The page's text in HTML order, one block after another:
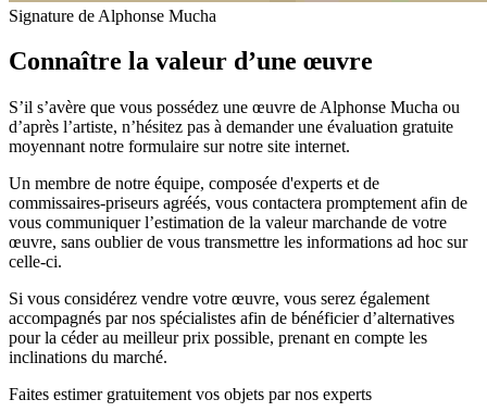
Signature de Alphonse Mucha
Connaître la valeur d’une œuvre
S’il s’avère que vous possédez une œuvre de Alphonse Mucha ou
d’après l’artiste, n’hésitez pas à demander une évaluation gratuite
moyennant notre formulaire sur notre site internet.
Un membre de notre équipe, composée d'experts et de
commissaires-priseurs agréés, vous contactera promptement afin de
vous communiquer l’estimation de la valeur marchande de votre
œuvre, sans oublier de vous transmettre les informations ad hoc sur
celle-ci.
Si vous considérez vendre votre œuvre, vous serez également
accompagnés par nos spécialistes afin de bénéficier d’alternatives
pour la céder au meilleur prix possible, prenant en compte les
inclinations du marché.
Faites estimer gratuitement vos objets par nos experts